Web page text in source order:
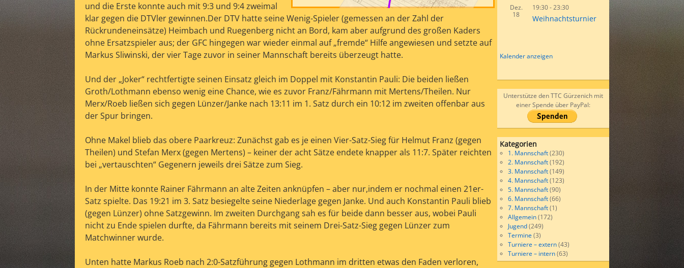
und die Erste konnte auch mit 9:3 und 9:4 zweimal
klar gegen die DTVler gewinnen.Der DTV hatte seine Wenig-Spieler (gemessen an der Zahl der
Rückrundeneinsätze) Heimbach und Ruegenberg nicht an Bord, kam aber aufgrund des großen Kaders
ohne Ersatzspieler aus; der GFC hingegen war wieder einmal auf „fremde“ Hilfe angewiesen und setzte auf
Markus Sliwinski, der vier Tage zuvor in seiner Mannschaft bereits überzeugt hatte.
Und der „Joker“ rechtfertigte seinen Einsatz gleich im Doppel mit Konstantin Pauli: Die beiden ließen
Groth/Lothmann ebenso wenig eine Chance, wie es zuvor Franz/Fährmann mit Mertens/Theilen. Nur
Merx/Roeb ließen sich gegen Lünzer/Janke nach 13:11 im 1. Satz durch ein 10:12 im zweiten offenbar aus
der Spur bringen.
Ohne Makel blieb das obere Paarkreuz: Zunächst gab es je einen Vier-Satz-Sieg für Helmut Franz (gegen
Theilen) und Stefan Merx (gegen Mertens) – keiner der acht Sätze endete knapper als 11:7. Später reichten
bei „vertauschten“ Gegenern jeweils drei Sätze zum Sieg.
In der Mitte konnte Rainer Fährmann an alte Zeiten anknüpfen – aber nur,indem er nochmal einen 21er-
Satz spielte. Das 19:21 im 3. Satz besiegelte seine Niederlage gegen Janke. Und auch Konstantin Pauli blieb
(gegen Lünzer) ohne Satzgewinn. Im zweiten Durchgang sah es für beide dann besser aus, wobei Pauli
nicht zu Ende spielen durfte, da Fährmann bereits mit seinem Drei-Satz-Sieg gegen Lünzer zum
Matchwinner wurde.
Unten hatte Markus Roeb nach 2:0-Satzführung gegen Lothmann im dritten etwas den Faden verloren,
Dez.
18
19:30-23:30
Weihnachtsturnier
Kalender anzeigen
Unterstütze den TTC Gürzenich mit
einer Spende über PayPal:
Kategorien
1. Mannschaft(230)
2. Mannschaft(192)
3. Mannschaft(149)
4. Mannschaft(123)
5. Mannschaft(90)
6. Mannschaft(66)
7. Mannschaft(1)
Allgemein(172)
Jugend(249)
Termine(3)
Turniere – extern(43)
Turniere – intern(63)